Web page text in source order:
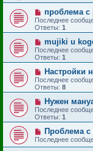
проблема с
Последнее
Ответы: 1
mujiki u
Последнее
Ответы: 1
Настройки
Последнее
Ответы: 8
Нужен
Последнее
Ответы: 1
Проблема с
Последнее